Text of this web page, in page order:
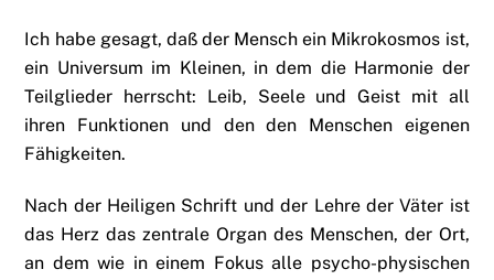
Ich habe gesagt, daß der Mensch ein Mikrokosmos ist,
ein Universum im Kleinen, in dem die Harmonie der
Teilglieder herrscht: Leib, Seele und Geist mit all
ihren Funktionen und den den Menschen eigenen
Fähigkeiten.
Nach der Heiligen Schrift und der Lehre der Väter ist
das Herz das zentrale Organ des Menschen, der Ort,
an dem wie in einem Fokus alle psycho-physischen